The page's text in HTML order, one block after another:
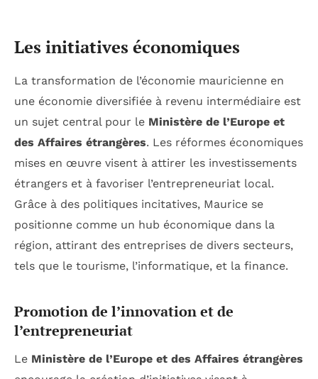
Les initiatives économiques
La transformation de l’économie mauricienne en
une économie diversifiée à revenu intermédiaire est
un sujet central pour le Ministère de l’Europe et
des Affaires étrangères. Les réformes économiques
mises en œuvre visent à attirer les investissements
étrangers et à favoriser l’entrepreneuriat local.
Grâce à des politiques incitatives, Maurice se
positionne comme un hub économique dans la
région, attirant des entreprises de divers secteurs,
tels que le tourisme, l’informatique, et la finance.
Promotion de l’innovation et de
l’entrepreneuriat
Le Ministère de l’Europe et des Affaires étrangères